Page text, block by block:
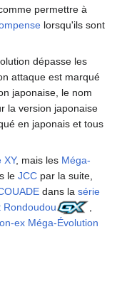
permettre à
lorsqu'ils sont
dépasse les
attaque est marqué
japonaise, le nom
la version japonaise
en japonais et tous
XY, mais les Méga-
le JCC par la suite,
dans la série
Rondoudou
ex Méga-Évolution